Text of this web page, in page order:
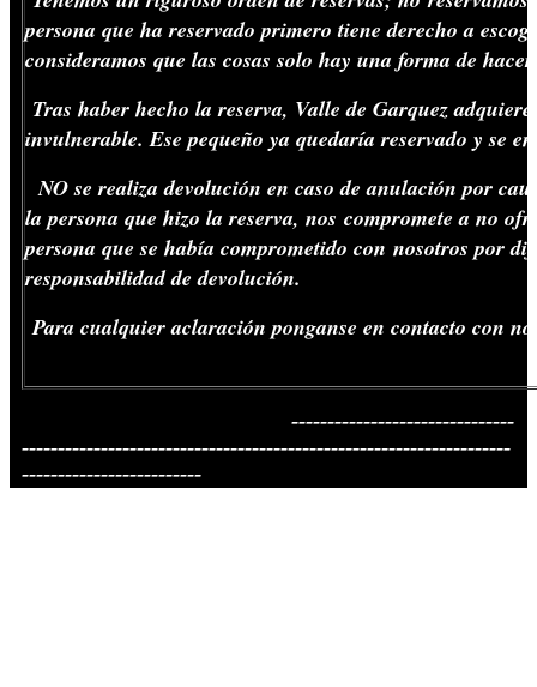
persona que ha reservado primero tiene derecho a
consideramos que las cosas solo hay una forma de
Tras haber hecho la reserva, Valle de Garquez
invulnerable. Ese pequeño ya quedaría reservado y se
NO se realiza devolución en caso de anulación por
la persona que hizo la reserva, nos compromete a no
persona que se había comprometido con nosotros por
responsabilidad de devolución.
Para cualquier aclaración ponganse en contacto con
-------------------------------
--------------------------------------------------------------------
-------------------------